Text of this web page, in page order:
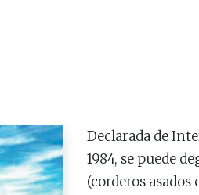
Declarada de
1984, se puede
(corderos